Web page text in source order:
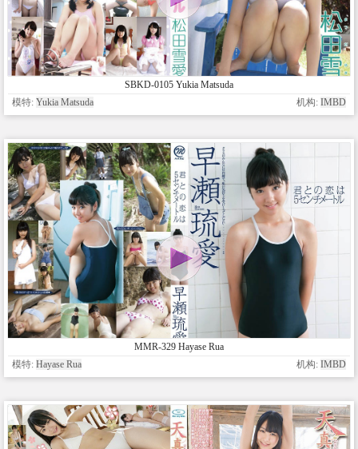
SBKD-0105 Yukia Matsuda
模特: Yukia Matsuda 机构: IMBD
MMR-329 Hayase Rua
模特: Hayase Rua 机构: IMBD